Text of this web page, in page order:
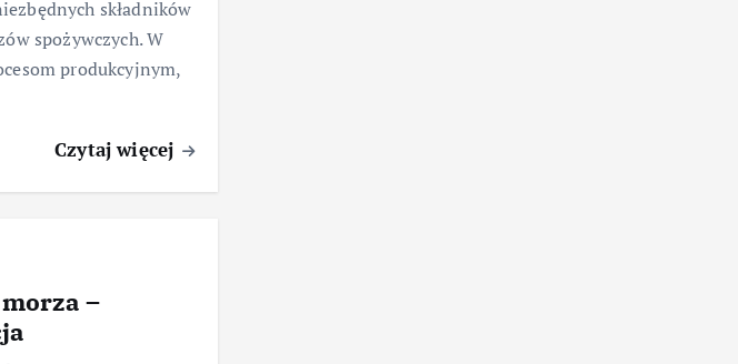
składników
spożywczych. W
produkcyjnym,
Czytaj więcej
–